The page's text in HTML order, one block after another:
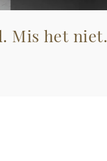
Mis het niet.